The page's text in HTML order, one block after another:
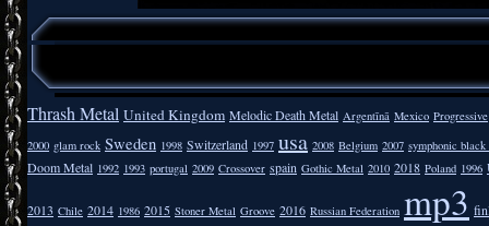
Thrash Metal United Kingdom Melodic Death Metal Argentīnā Mexico Progressive
2000 glam rock Sweden 1998 Switzerland 1997 usa 2008 Belgium 2007 symphonic
Doom Metal 1992 1993 portugal 2009 Crossover spain Gothic Metal 2010 2018 Poland 1996
2013 Chile 2014 1986 2015 Stoner Metal Groove 2016 Russian Federation mp3